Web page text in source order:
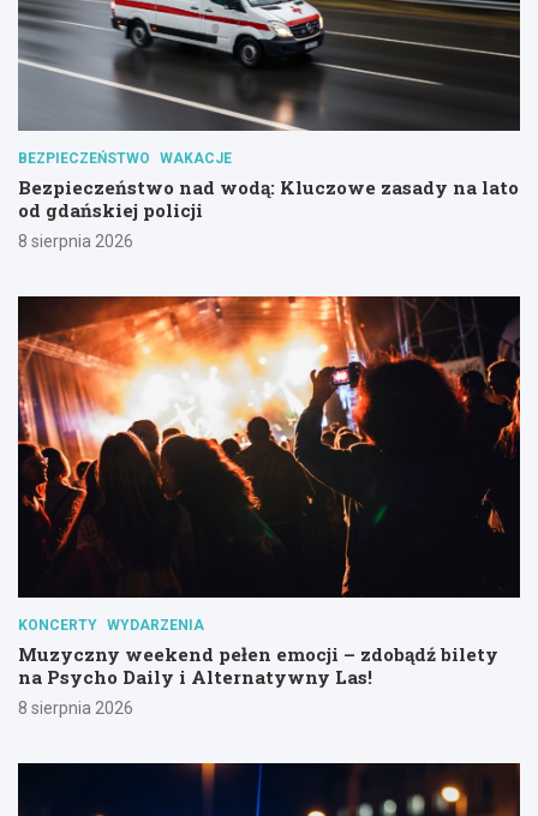
BEZPIECZEŃSTWO WAKACJE
Bezpieczeństwo nad wodą: Kluczowe zasady na lato
od gdańskiej policji
8 sierpnia 2026
KONCERTY WYDARZENIA
Muzyczny weekend pełen emocji – zdobądź bilety
na Psycho Daily i Alternatywny Las!
8 sierpnia 2026